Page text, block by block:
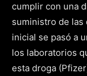
cumplir con una
suministro de las
inicial se pasó a
los laboratorios
esta droga